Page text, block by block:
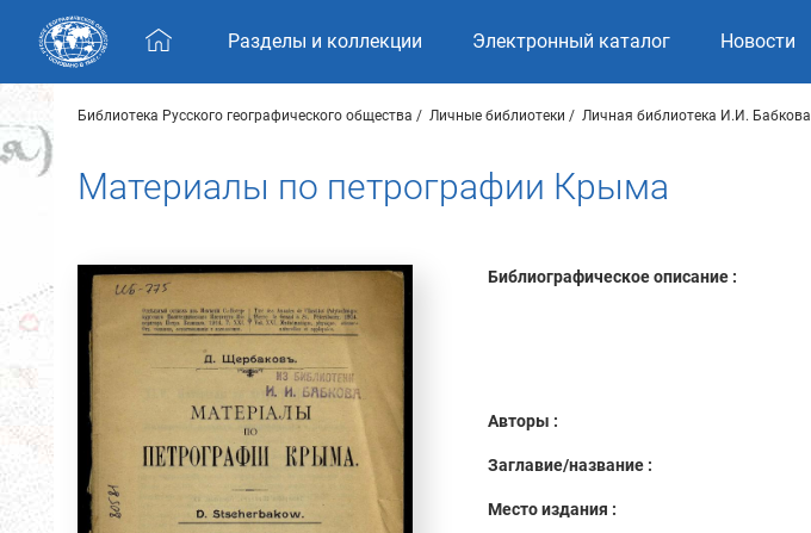
Skip navigation
Разделы и коллекции Электронный каталог Новости
Библиотека Русского географического общества Личные библиотеки Личная библиотека И.И. Бабкова
Материалы по петрографии Крыма
Библиографическое описание :
Авторы :
Заглавие/название :
Место издания :